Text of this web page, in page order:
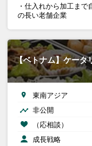
・仕入れから加工ま
の長い老舗企業
【ベトナム】ケータ
東南アジア
非公開
（応相談）
成長戦略